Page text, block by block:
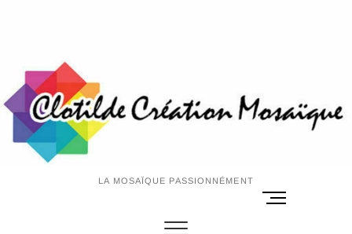
LA MOSAÏQUE PASSIONNÉMENT
M